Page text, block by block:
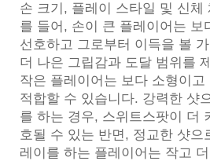
손 크기, 플레이 스타일 및 신체
를 들어, 손이 큰 플레이어는 보
선호하고 그로부터 이득을 볼
더 나은 그립감과 도달 범위를
작은 플레이어는 보다 소형이고
적합할 수 있습니다. 강력한 샷
를 하는 경우, 스위트스팟이 더
호될 수 있는 반면, 정교한 샷으
레이를 하는 플레이어는 작고